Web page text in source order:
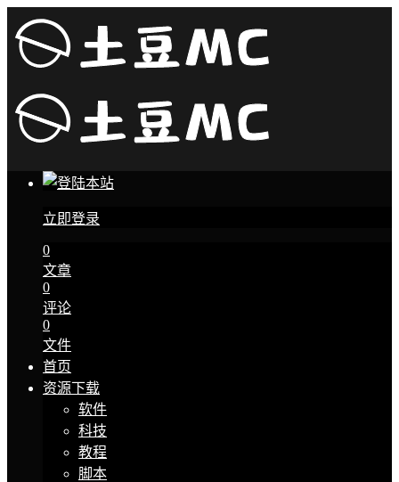
立即登录
0
文章
0
评论
0
文件
首页
资源下载
软件
科技
教程
脚本